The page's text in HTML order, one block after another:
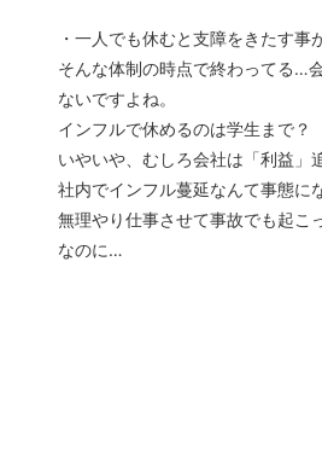
・一人でも休むと支障をきたす事
そんな体制の時点で終わってる…
ないですよね。
インフルで休めるのは学生まで？
いやいや、むしろ会社は「利益」
社内でインフル蔓延なんて事態に
無理やり仕事させて事故でも起こ
なのに…